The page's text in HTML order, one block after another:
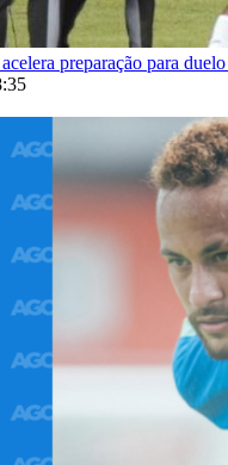
preparação para duelo